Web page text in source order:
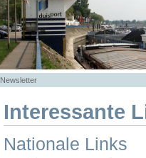
Newsletter
Interessante
Nationale Links